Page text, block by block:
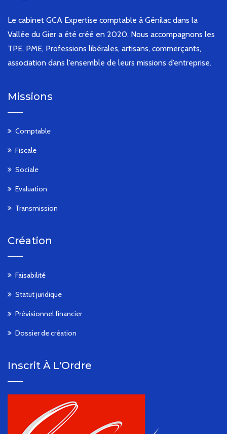
Le cabinet GCA Expertise comptable à Génilac dans la
Vallée du Gier a été créé en 2020. Nous accompagnons les
TPE, PME, Professions libérales, artisans, commerçants,
association dans l’ensemble de leurs missions d’entreprise.
Missions
Comptable
Fiscale
Sociale
Evaluation
Transmission
Création
Faisabilité
Statut juridique
Prévisionnel financier
Dossier de création
Inscrit À L'Ordre